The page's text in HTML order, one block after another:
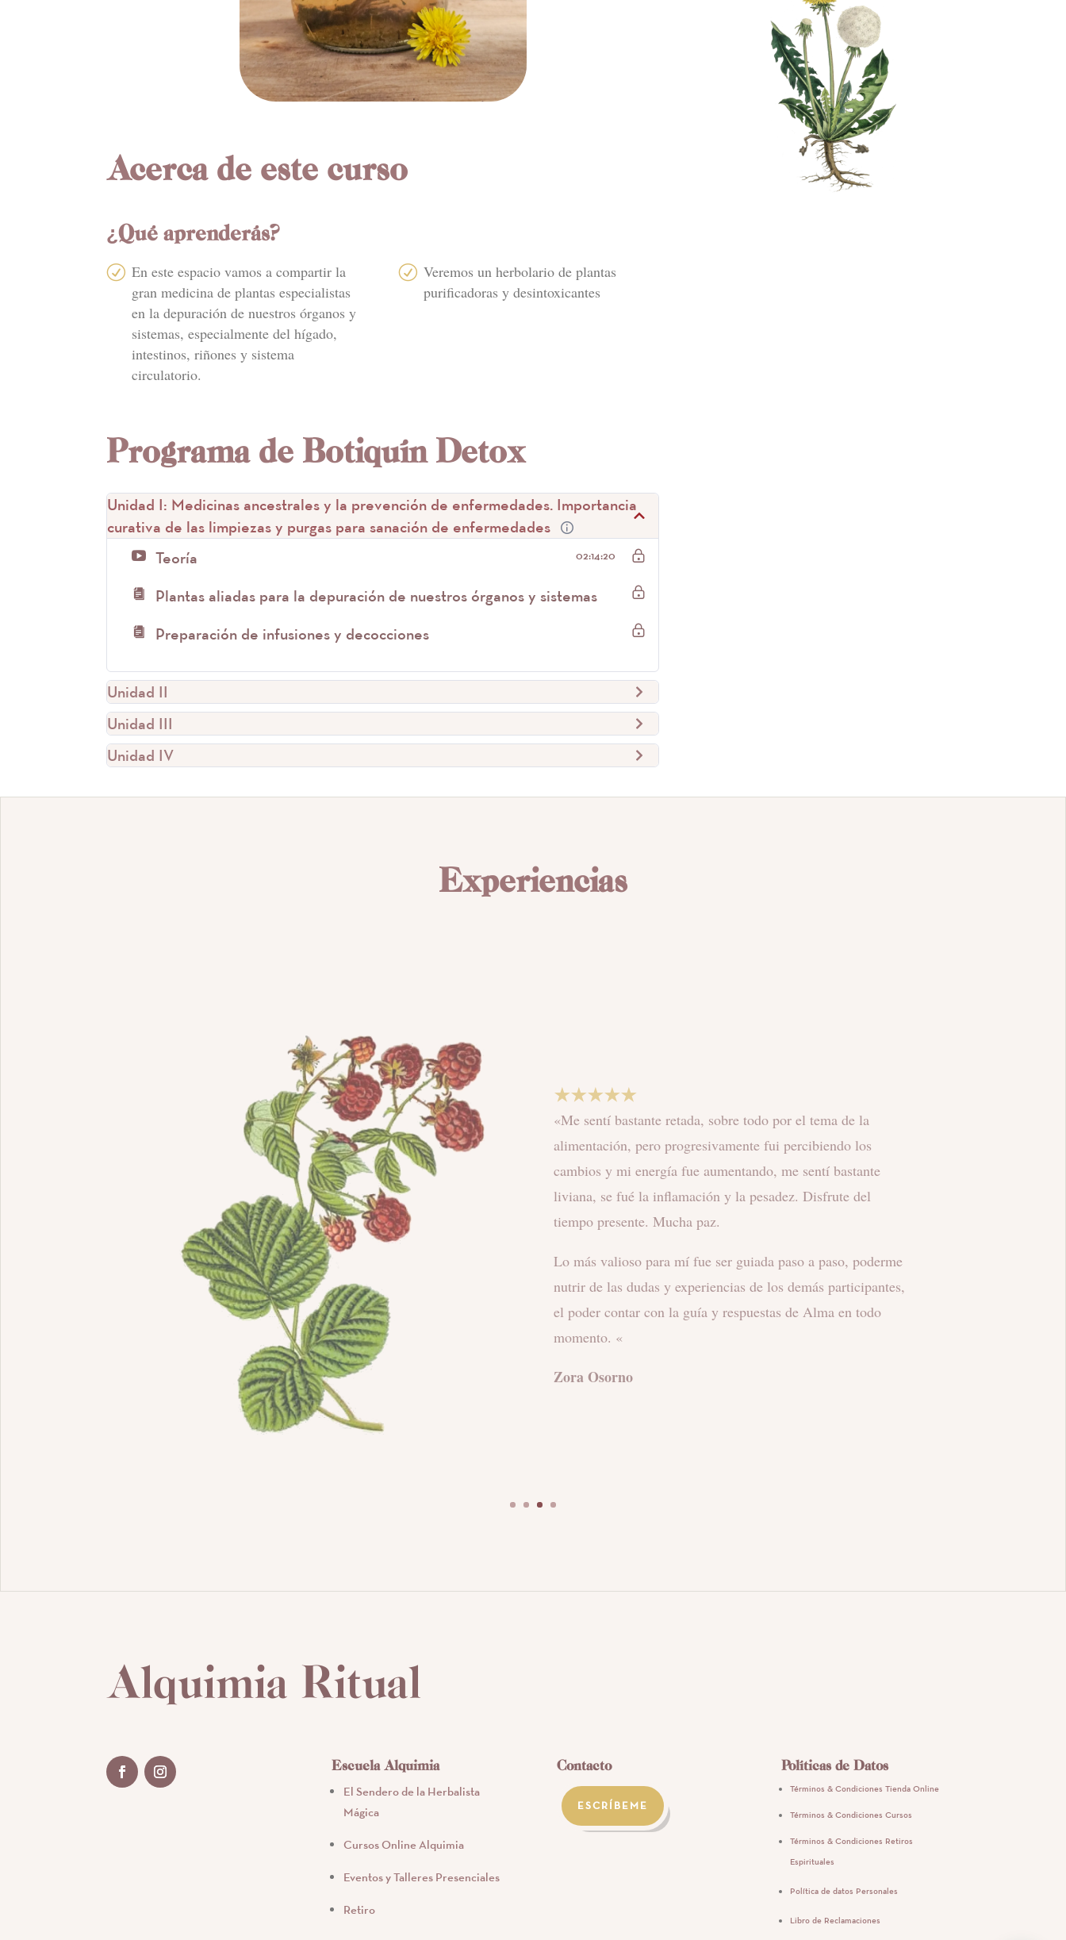
Acerca de este curso
¿Qué aprenderás?
R En este espacio vamos a compartir la
gran medicina de plantas especialistas
en la depuración de nuestros órganos y
sistemas, especialmente del hígado,
intestinos, riñones y sistema
circulatorio.
R Veremos un herbolario de plantas
purificadoras y desintoxicantes
Programa de Botiquín Detox
Unidad I: Medicinas ancestrales y la prevención de enfermedades. Importancia
curativa de las limpiezas y purgas para sanación de enfermedades
Teoría
02:14:20
Plantas aliadas para la depuración de nuestros órganos y sistemas
Preparación de infusiones y decocciones
Unidad II
Unidad III
Unidad IV
Experiencias
★★★★★
«El proceso para mi fue muy poderoso. La primera semana
fue la más impactante, con la purga sentí un antes y después:
mi cuerpo tan limpio, ligero y presente como nunca antes
tranquilidad y confianza en el tomar decisiones, en el
elegirme
Mil gracias!!
Alquimia Ritual
Escuela Alquimia
El Sendero de la Herbalista
Mágica
Cursos Online Alquimia
Eventos y Talleres Presenciales
Retiro
Contacto
ESCRÍBEME
Políticas de Datos
Términos & Condiciones Tienda Online
Términos & Condiciones Cursos
Términos & Condiciones Retiros
Espirituales
Política de datos Personales
Libro de Reclamaciones